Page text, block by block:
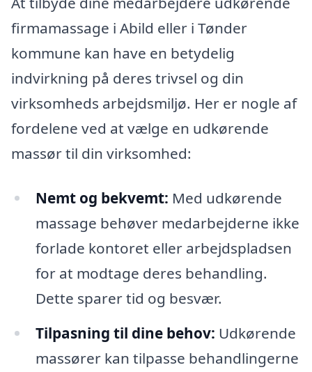
firmamassage i Abild eller i Tønder
kommune kan have en betydelig
indvirkning på deres trivsel og din
virksomheds arbejdsmiljø. Her er nogle af
fordelene ved at vælge en udkørende
massør til din virksomhed:
Nemt og bekvemt: Med udkørende
massage behøver medarbejderne ikke
forlade kontoret eller arbejdspladsen
for at modtage deres behandling.
Dette sparer tid og besvær.
Tilpasning til dine behov: Udkørende
massører kan tilpasse behandlingerne